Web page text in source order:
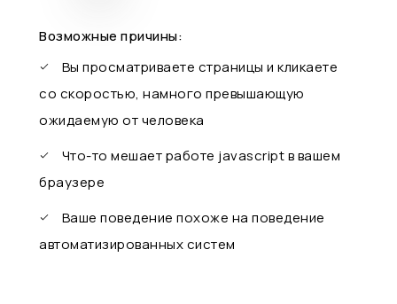
Возможные причины:
Вы просматриваете страницы и кликаете
со скоростью, намного превышающую
ожидаемую от человека
Что-то мешает работе javascript в вашем
браузере
Ваше поведение похоже на поведение
автоматизированных систем